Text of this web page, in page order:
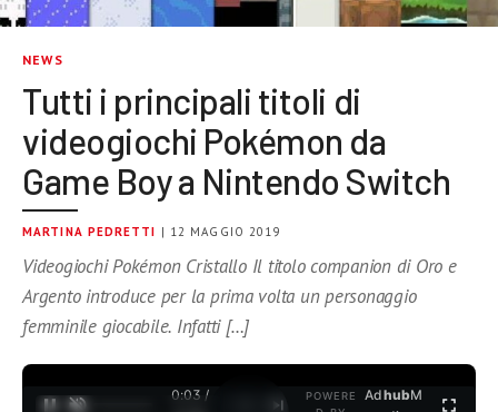
NEWS
Tutti i principali titoli di
videogiochi Pokémon da
Game Boy a Nintendo Switch
MARTINA PEDRETTI | 12 MAGGIO 2019
Videogiochi Pokémon Cristallo Il titolo companion di Oro e
Argento introduce per la prima volta un personaggio
femminile giocabile. Infatti […]
0:04 /
POWERE
AdhubM